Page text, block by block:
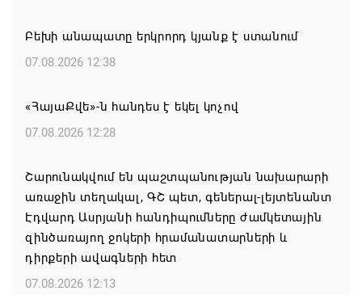
Բեխի անապատը երկրորդ կյանք է ստանում
07.08.2026 12:38
«ՀայաՔվե»-ն հանդես է եկել կոչով
07.08.2026 12:28
Շարունակվում են պաշտպանության նախարարի
առաջին տեղակալ, ԳՇ պետ, գեներալ-լեյտենանտ
Էդվարդ Ասրյանի հանդիպումները ժամկետային
զինծառայող ջոկերի հրամանատարների և
դիրքերի ավագների հետ
07.08.2026 12:13